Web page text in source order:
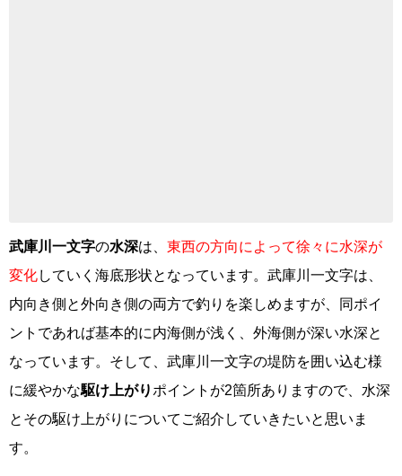
武庫川一文字の水深は、 東西の方向によって徐々に水深が
変化していく海底形状となっています。武庫川一文字は、
内向き側と外向き側の両方で釣りを楽しめますが、同ポイ
ントであれば基本的に内海側が浅く、外海側が深い水深と
なっています。そして、武庫川一文字の堤防を囲い込む様
に緩やかな駆け上がり ポイントが2箇所ありますので、水深
とその駆け上がりについてご紹介していきたいと思いま
す。